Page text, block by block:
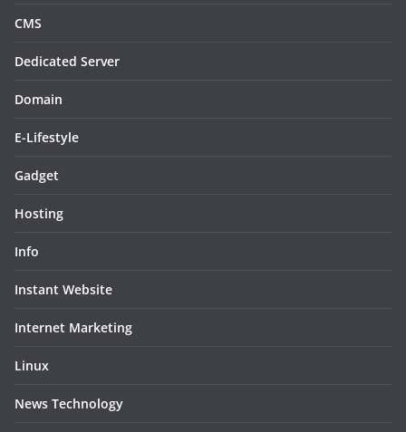
CMS
Dedicated Server
Domain
E-Lifestyle
Gadget
Hosting
Info
Instant Website
Internet Marketing
Linux
News Technology